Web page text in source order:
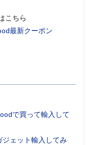
こちら
最新クーポン
で買って輸入して
ェット輸入してみ